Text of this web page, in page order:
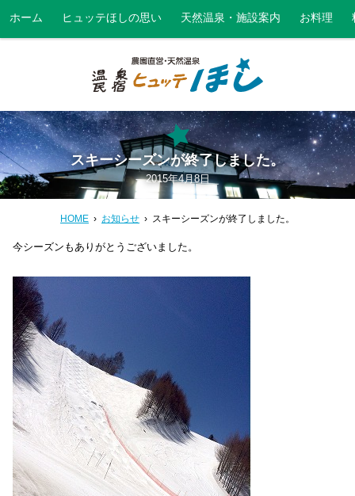
ホーム ヒュッテほしの思い 天然温泉・施設案内 お料理
スキーシーズンが終了しました。
2015年4月8日
HOME お知らせ スキーシーズンが終了しました。
今シーズンもありがとうございました。